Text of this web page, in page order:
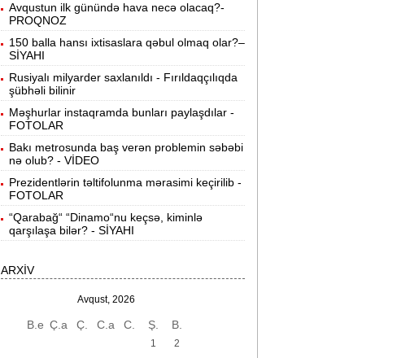
14:25
9-cu sinif məzunları bu kollecləri seçə
bilməz -SİYAHI
14:10
Bakı metrosunda yeni təyinatlar:
Kimlər hansı stansiyaya rəis təyin
olundu?
13:56 Maskın raketi Aya çırpılacaq -
təhlükə varmı?
13:40
Azərbaycanda donuzlarla bağlı
monitorinqlər keçiriləcək -
13:23
Qabırğası sınıb ürəyinə girmişdi -
Kürəkəninə 10 il həbs verildi
13:08
Xocavəndə növbəti köç karvanı yola
FOTOLAR
Ali Məhkəmənin hakimi təqaüdə
Avqustun ilk günündə hava necə olacaq?-
PROQNOZ
150 balla hansı ixtisaslara qəbul olmaq olar?–
SİYAHI
Rusiyalı milyarder saxlanıldı - Fırıldaqçılıqda
şübhəli bilinir
Məşhurlar instaqramda bunları paylaşdılar -
FOTOLAR
Bakı metrosunda baş verən problemin səbəbi
nə olub? - VİDEO
Prezidentlərin təltifolunma mərasimi keçirilib -
FOTOLAR
“Qarabağ“ “Dinamo“nu keçsə, kiminlə
qarşılaşa bilər? - SİYAHI
ARXİV
Avqust, 2026
B.e Ç.a Ç. C.a C. Ş. B.
1 2